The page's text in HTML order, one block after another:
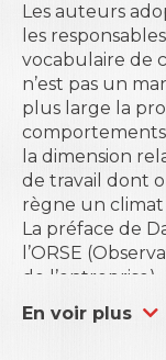
Les auteurs
les
vocabulaire de
n’est pas un
plus large la
la dimension
de travail dont
règne un climat
La préface de
l’ORSE
de
France ; de
LAINE,
En voir plus